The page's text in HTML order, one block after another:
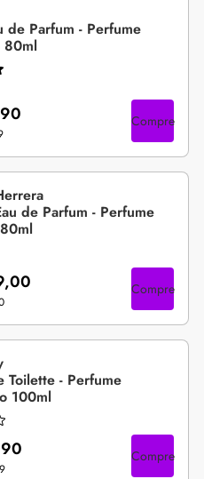
de Parfum - Perfume
80ml
Compre
de Parfum - Perfume
Compre
Toilette - Perfume
100ml
Compre